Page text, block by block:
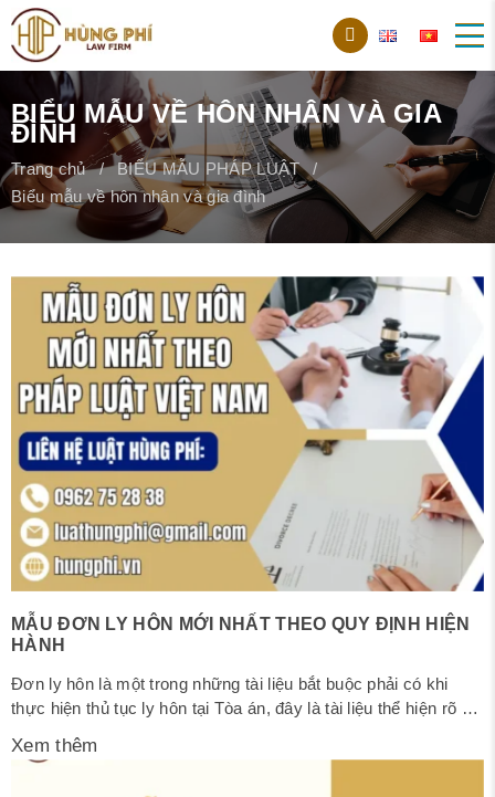
BIỂU MẪU VỀ HÔN NHÂN VÀ GIA
ĐÌNH
Trang chủ
BIỂU MẪU PHÁP LUẬT
Biểu mẫu về hôn nhân và gia đình
MẪU ĐƠN LY HÔN MỚI NHẤT THEO QUY ĐỊNH HIỆN
HÀNH
Đơn ly hôn là một trong những tài liệu bắt buộc phải có khi
thực hiện thủ tục ly hôn tại Tòa án, đây là tài liệu thể hiện rõ ý
hợp. Việc soạn đơn không đúng mẫu, thiếu thông tin hoặc...
Xem thêm